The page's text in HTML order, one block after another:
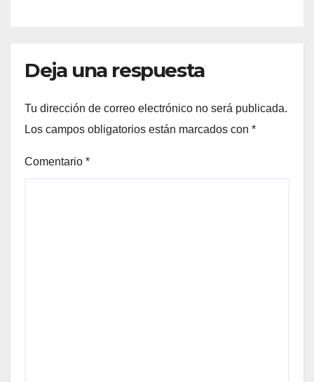
Deja una respuesta
Tu dirección de correo electrónico no será publicada.
Los campos obligatorios están marcados con *
Comentario *